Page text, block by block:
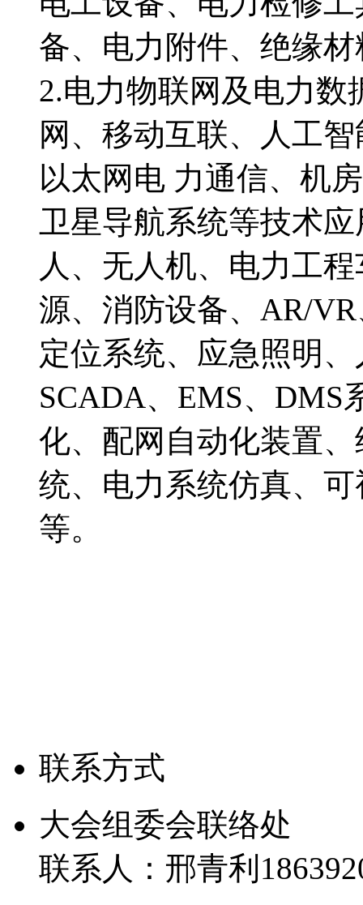
备、电力附件、绝缘
2.电力物联网及电力
网、移动互联、人工
以太网电 力通信、机
卫星导航系统等技术
人、无人机、电力工
源、消防设备、AR/
定位系统、应急照明
SCADA、EMS、DMS
化、配网自动化装置
统、电力系统仿真、
等。
联系方式
大会组委会联络处
联系人：邢青利